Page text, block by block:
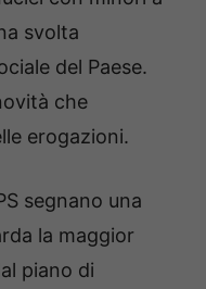
svolta
del Paese.
che
erogazioni.
segnano una
la maggior
piano di